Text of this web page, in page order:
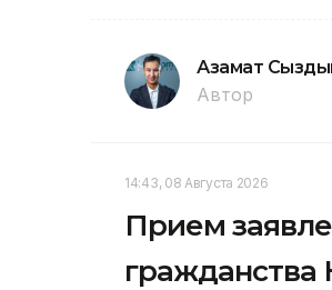
Азамат
Автор
14:43, 08 Августа 2026
Прием
гражданства